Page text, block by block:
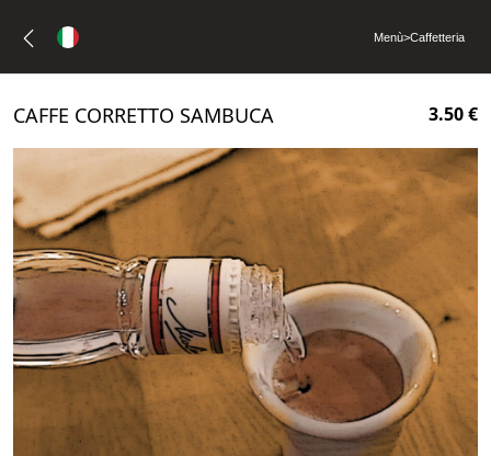
Menù>Caffetteria
CAFFE CORRETTO SAMBUCA 3.50 €